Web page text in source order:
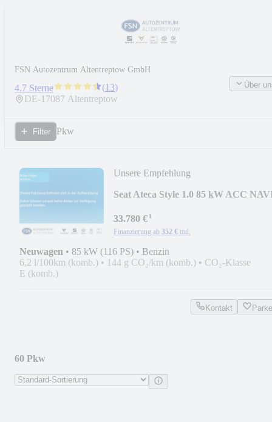
FSN Autozentrum Altentreptow GmbH
4.7 Sterne (13)
DE-17087 Altentreptow
Über
Filter Pkw
Unsere Empfehlung
Seat Ateca Style 1.0 85 kW ACC
33.780 €¹
Finanzierung ab 352 € mtl.
Neuwagen • 85 kW (116 PS) • Benzin
6,2 l/100km (komb.) • 144 g CO₂/km (komb.) • CO₂-Klasse
E (komb.)
Kontakt
60 Pkw